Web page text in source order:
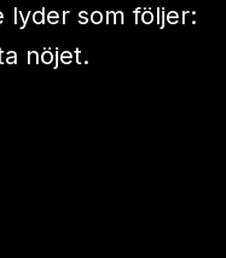
lyder som följer:
nöjet.